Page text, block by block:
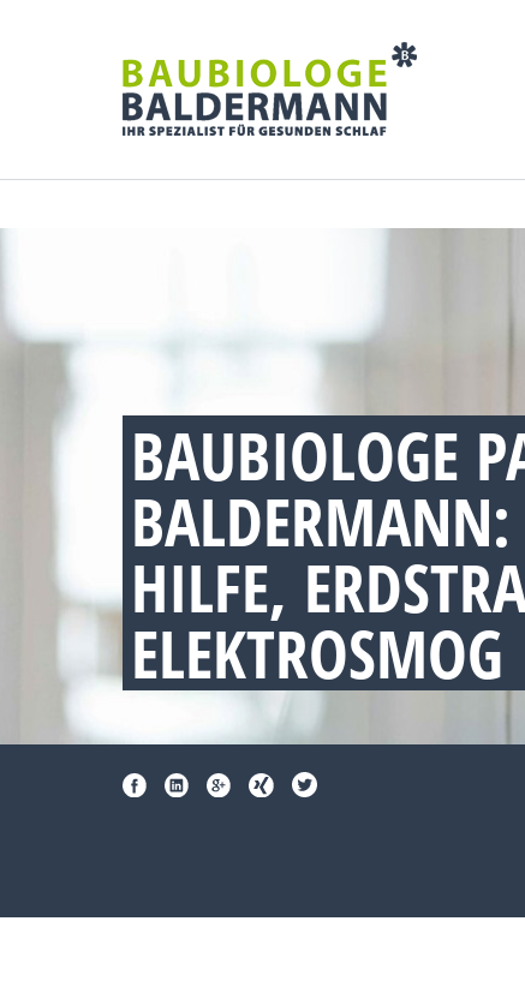
BAUBIOLOGE
BALDERMANN:
HILFE,
ELEKTROSMOG